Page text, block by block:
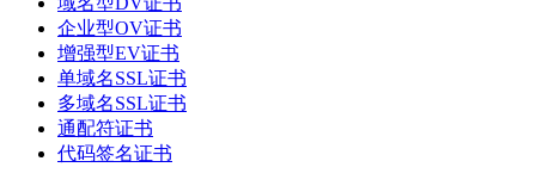
企业型OV证书
增强型EV证书
单域名SSL证书
多域名SSL证书
通配符证书
代码签名证书